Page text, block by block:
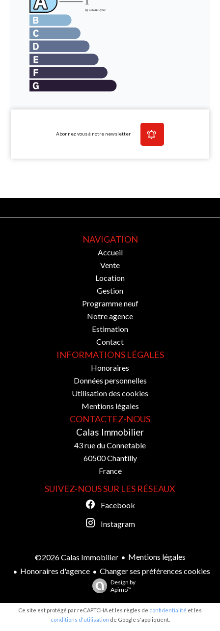
Abonnez vous à notre newsletter
NAVIGATION
Accueil
Vente
Location
Gestion
Programme neuf
Notre agence
Estimation
Contact
INFORMATIONS LÉGALES
Honoraires
Données personnelles
Utilisation des cookies
Mentions légales
CONTACTEZ-NOUS
Calas Immobilier
43 rue du Connetable
60500Chantilly
France
SUIVEZ-NOUS SUR LES RÉSEAUX
Facebook
Instagram
©2026 Calas Immobilier
Mentions légales
Honoraires d'agence
Changer ses préférences cookies
Design by
Apimo™
Ce site est protégé par reCAPTCHA et les règles de confidentialité et les
conditions d'utilisation de Google s'appliquent.